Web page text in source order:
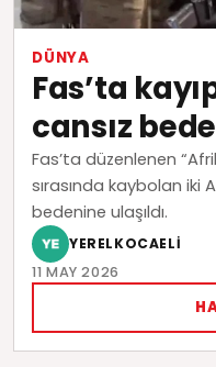
DÜNYA
Fas’ta
cansız
Fas’ta düzenlenen
sırasında kaybolan iki
bedenine ulaşıldı.
YERELKOCAELI
11 MAY 2026